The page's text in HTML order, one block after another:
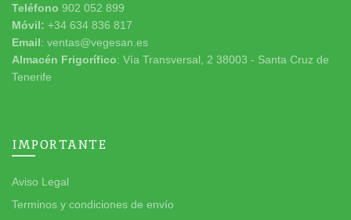
Teléfono 902 052 899
Móvil: +34 634 836 817
Email: ventas@vegesan.es
Almacén Frigorífico: Vía Transversal, 2 38003 - Santa Cruz de
Tenerife
IMPORTANTE
Aviso Legal
Terminos y condiciones de envío